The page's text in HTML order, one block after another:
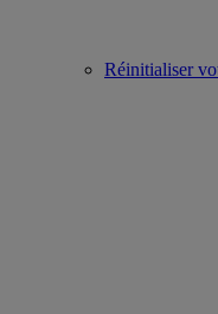
Réinitialiser